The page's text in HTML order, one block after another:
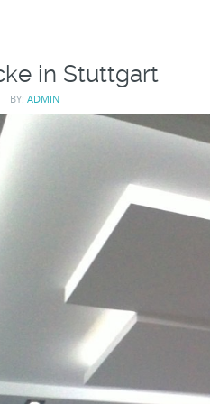
in Stuttgart
BY: ADMIN